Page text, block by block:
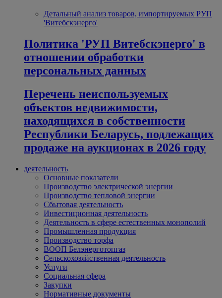
Детальный анализ товаров, импортируемых РУП
'Витебскэнерго'
Политика 'РУП Витебскэнерго' в
отношении обработки
персональных данных
Перечень неиспользуемых
объектов недвижимости,
находящихся в собственности
Республики Беларусь, подлежащих
продаже на аукционах в 2026 году
деятельность
Основные показатели
Производство электрической энергии
Производство тепловой энергии
Сбытовая деятельность
Инвестиционная деятельность
Деятельность в сфере естественных монополий
Промышленная продукция
Производство торфа
ВООП Белэнерготопгаз
Сельскохозяйственная деятельность
Услуги
Социальная сфера
Закупки
Нормативные документы